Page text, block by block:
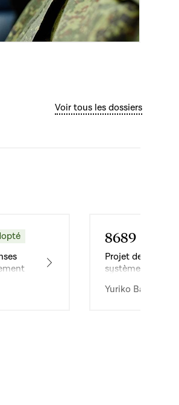
Voir tous les dossiers
8689
Projet de loi
systèmes de
Yuriko Backes ·